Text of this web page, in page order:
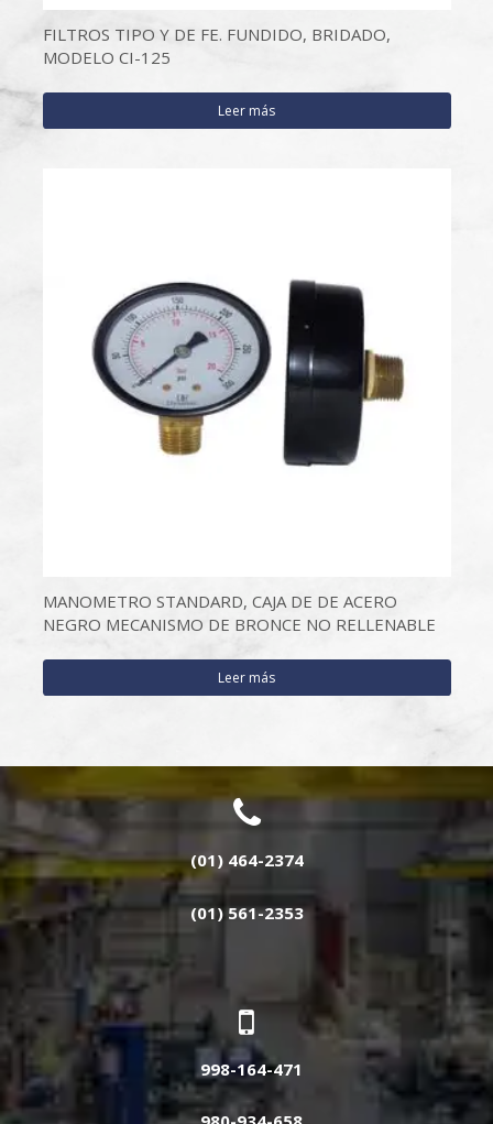
FILTROS TIPO Y DE FE. FUNDIDO, BRIDADO,
MODELO CI-125
Leer más
MANOMETRO STANDARD, CAJA DE DE ACERO
NEGRO MECANISMO DE BRONCE NO RELLENABLE
Leer más
(01) 464-2374
(01) 561-2353
998-164-471